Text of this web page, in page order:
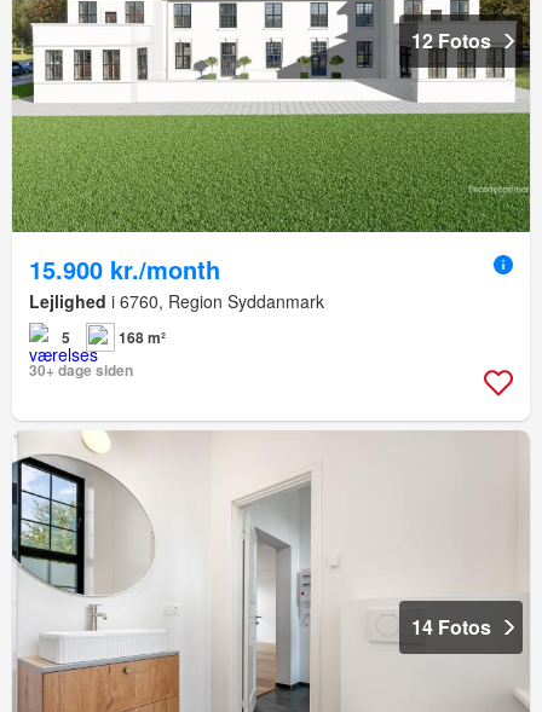
12 Fotos
15.900 kr./month
Lejlighed i 6760, Region Syddanmark
5
168 m²
30+ dage siden
14 Fotos